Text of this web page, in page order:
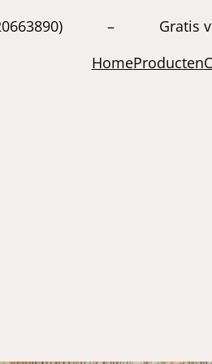
20663890) – Gratis
HomeProducten